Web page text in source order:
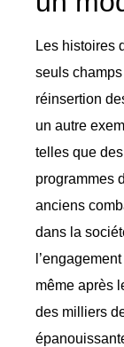
Les histoires
seuls
réinsertion
un autre
telles que
programmes
anciens
dans la
même après
des milliers